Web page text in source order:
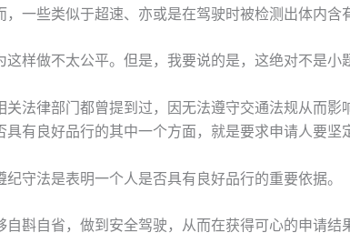
，一些类似于超速、亦或是在驾驶时被检测出体内含
这样做不太公平。但是，我要说的是，这绝对不是小
关法律部门都曾提到过，因无法遵守交通法规从而
具有良好品行的其中一个方面，就是要求申请人要坚
守法是表明一个人是否具有良好品行的重要依据。
自斟自省，做到安全驾驶，从而在获得可心的申请结